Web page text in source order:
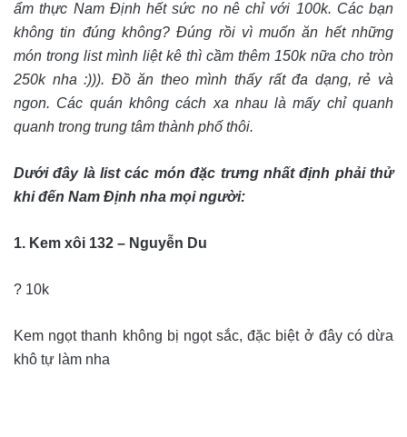
ẩm thực Nam Định hết sức no nê chỉ với 100k. Các bạn
không tin đúng không? Đúng rồi vì muốn ăn hết những
món trong list mình liệt kê thì cầm thêm 150k nữa cho tròn
250k nha :))). Đồ ăn theo mình thấy rất đa dạng, rẻ và
ngon. Các quán không cách xa nhau là mấy chỉ quanh
quanh trong trung tâm thành phố thôi.
Dưới đây là list các món đặc trưng nhất định phải thử
khi đến Nam Định nha mọi người:
1. Kem xôi 132 – Nguyễn Du
? 10k
Kem ngọt thanh không bị ngọt sắc, đặc biệt ở đây có dừa
khô tự làm nha